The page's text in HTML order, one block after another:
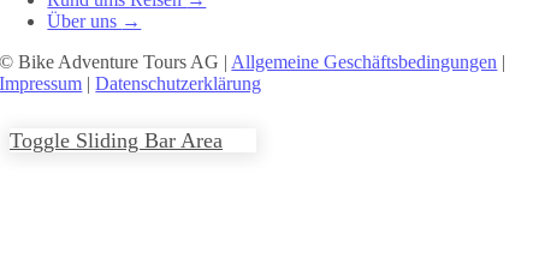
Über uns →
© Bike Adventure Tours AG | Allgemeine Geschäftsbedingungen |
Impressum |Datenschutzerklärung
Toggle Sliding Bar Area